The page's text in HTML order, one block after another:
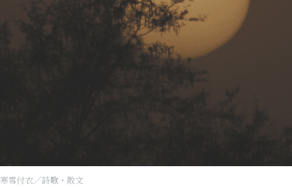
寒雪付衣／詩歌・散文